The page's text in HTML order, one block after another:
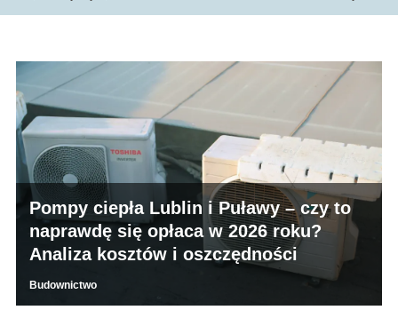
Pompy ciepła Lublin i Puławy – czy to
naprawdę się opłaca w 2026 roku?
Analiza kosztów i oszczędności
Budownictwo